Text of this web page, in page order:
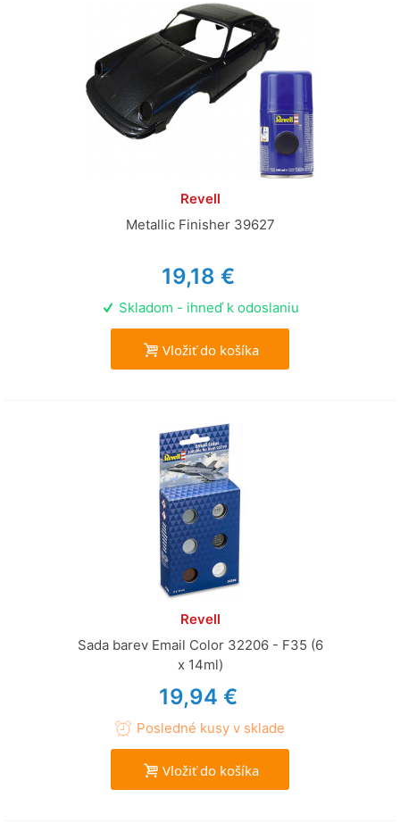
Revell
Metallic Finisher 39627
19,18 €
Skladom - ihneď k odoslaniu
Vložiť do košíka
Revell
Sada barev Email Color 32206 - F35 (6
x 14ml)
19,94 €
Posledné kusy v sklade
Vložiť do košíka